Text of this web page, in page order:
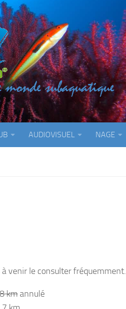
AUDIOVISUEL NAGE
à venir le consulter fréquemment.
kmannulé